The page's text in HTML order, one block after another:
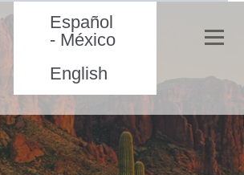
Español
- México
English